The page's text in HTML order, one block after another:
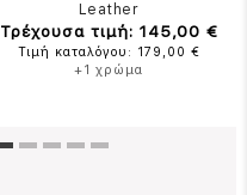
Leather
Τρέχουσα τιμή: 145,00 €
Τιμή καταλόγου: 179,00 €
+1 χρώμα